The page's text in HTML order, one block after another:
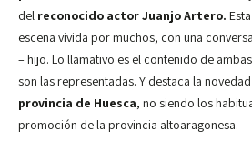
del reconocido actor Juanjo Artero.
escena vivida por muchos, con una
– hijo. Lo llamativo es el contenido de
son las representadas. Y destaca la
provincia de Huesca, no siendo los
promoción de la provincia altoaragonesa.